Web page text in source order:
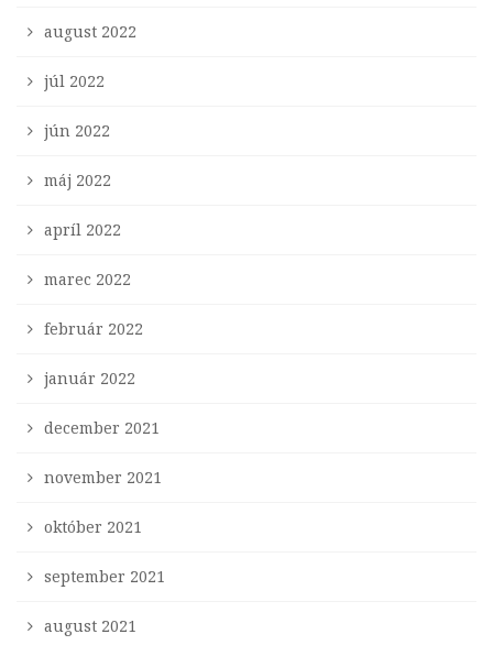
august 2022
júl 2022
jún 2022
máj 2022
apríl 2022
marec 2022
február 2022
január 2022
december 2021
november 2021
október 2021
september 2021
august 2021